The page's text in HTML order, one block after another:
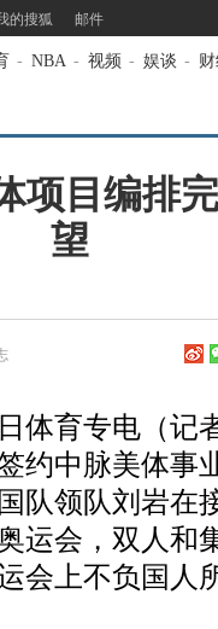
的搜狐 邮件
- NBA - 视频 - 娱谈 -
项目编排
望
育专电（记
约中脉美体事
队领队刘岩在
运会，双人和
会上不负国人